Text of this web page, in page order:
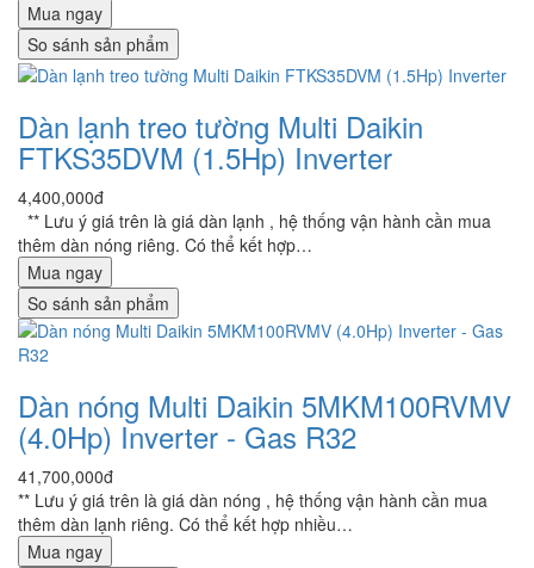
Mua ngay
So sánh sản phẩm
Dàn lạnh treo tường Multi Daikin
FTKS35DVM (1.5Hp) Inverter
4,400,000đ
** Lưu ý giá trên là giá dàn lạnh , hệ thống vận hành cần mua
thêm dàn nóng riêng. Có thể kết hợp…
Mua ngay
So sánh sản phẩm
Dàn nóng Multi Daikin 5MKM100RVMV
(4.0Hp) Inverter - Gas R32
41,700,000đ
** Lưu ý giá trên là giá dàn nóng , hệ thống vận hành cần mua
thêm dàn lạnh riêng. Có thể kết hợp nhiều…
Mua ngay